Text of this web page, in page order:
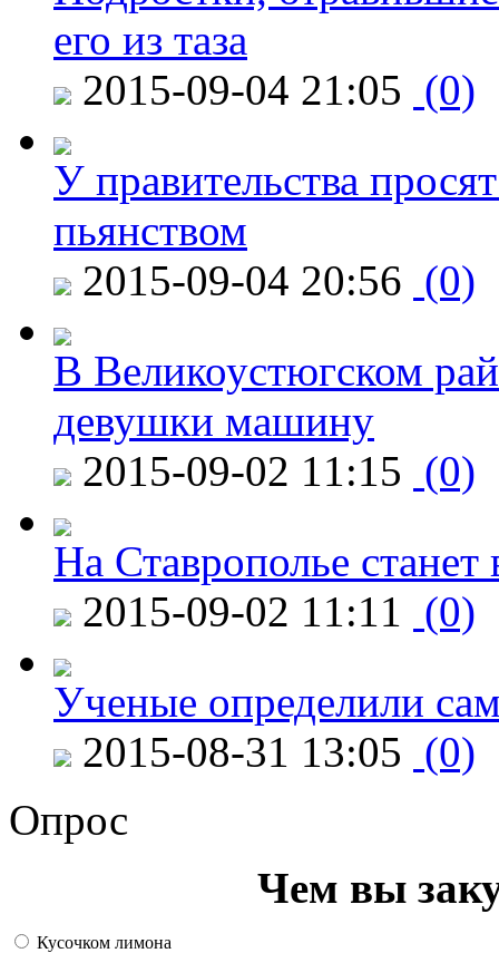
его из таза
2015-09-04 21:05 (0)
У правительства
пьянством
2015-09-04 20:56 (0)
В Великоустюгском
девушки машину
2015-09-02 11:15 (0)
На Ставрополье
2015-09-02 11:11 (0)
Ученые определили
2015-08-31 13:05 (0)
Опрос
Чем вы
Кусочком лимона